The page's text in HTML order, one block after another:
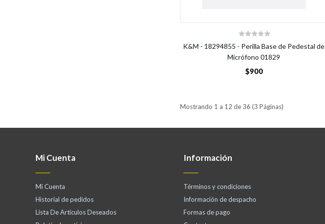
K&M - 18294855 - Perilla Base de Pedestal de
Micrófono 01829
$900
Mostrando 1 a 12 de 36 (3 Páginas)
Mi Cuenta
Mi Cuenta
Historial de pedidos
Lista De Artículos Deseados
Información
Términos y condiciones
Información de despacho
Formas de pago